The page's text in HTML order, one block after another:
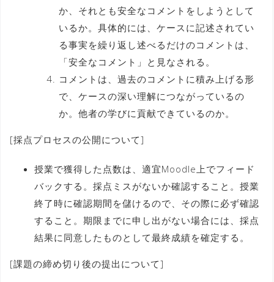
か、それとも安全なコメントをしようとして
いるか。具体的には、ケースに記述されてい
る事実を繰り返し述べるだけのコメントは、
「安全なコメント」と見なされる。
コメントは、過去のコメントに積み上げる形
で、ケースの深い理解につながっているの
か。他者の学びに貢献できているのか。
[採点プロセスの公開について]
授業で獲得した点数は、適宜Moodle上でフィード
バックする。採点ミスがないか確認すること。授業
終了時に確認期間を儲けるので、その際に必ず確認
すること。期限までに申し出がない場合には、採点
結果に同意したものとして最終成績を確定する。
[課題の締め切り後の提出について]